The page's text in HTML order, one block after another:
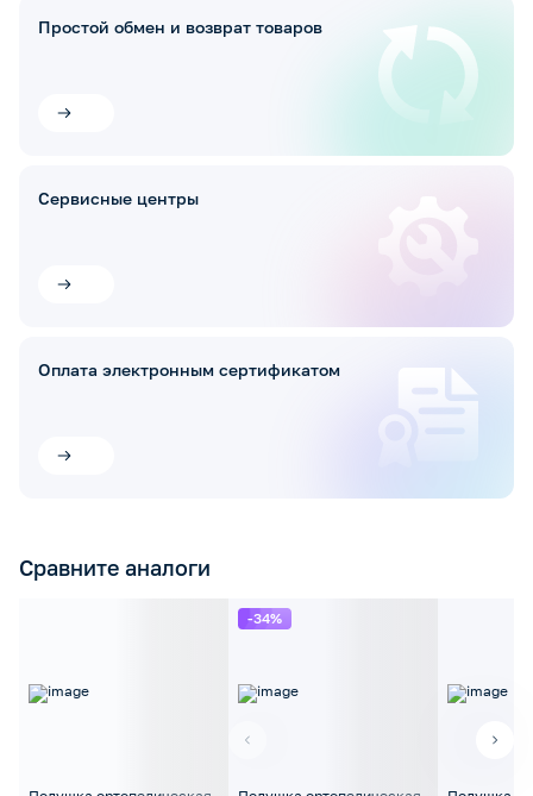
Простой обмен и возврат товаров
Сервисные центры
Оплата электронным сертификатом
Сравните аналоги
-34%